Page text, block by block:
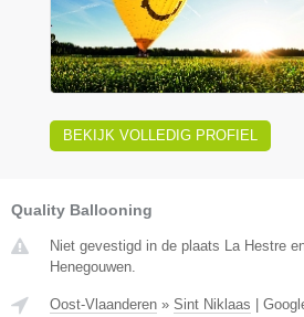
BEKIJK VOLLEDIG PROFIEL
Quality Ballooning
Niet gevestigd in de plaats La Hestre
Henegouwen.
Oost-Vlaanderen » Sint Niklaas